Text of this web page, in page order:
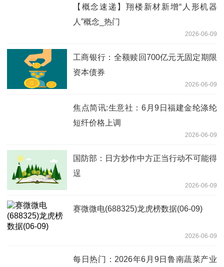
【概念速递】翔楼新材新增“人形机器
人”概念_热门
2026-06-09
工商银行：全额赎回700亿元无固定期限
资本债券
2026-06-09
焦点简讯:生意社：6月9日福建金纶涤纶
短纤价格上调
2026-06-09
国防部：日方炒作中方正当行动不可能得
逞
2026-06-09
赛微微电(688325)龙虎榜数据(06-09)
2026-06-09
每日热门：2026年6月9日鲁南蔬菜产业